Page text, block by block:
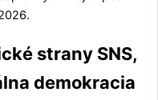
strany SNS,
demokracia